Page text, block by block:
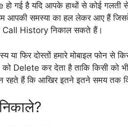
गई है यदि आपके हाथों से कोई गलती
आपकी समस्या का हल लेकर आए हैं
Call History निकाल सकते हैं।
या फिर दोस्तों हमारे मोबाइल फोन से
Delete कर देता है ताकि किसी को
रहते हैं कि आखिर इतने इतने समय तक